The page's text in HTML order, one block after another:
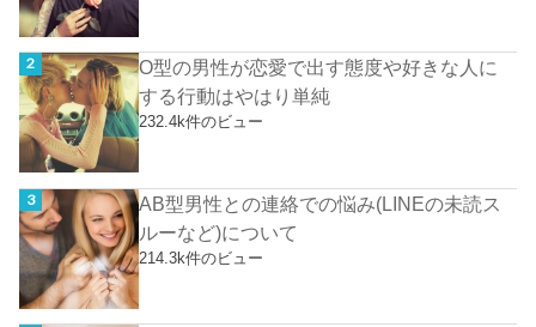
O型の男性が恋愛で出す態度や好きな人に
する行動はやはり単純
232.4k件のビュー
AB型男性との連絡での悩み(LINEの未読ス
ルーなど)について
214.3k件のビュー